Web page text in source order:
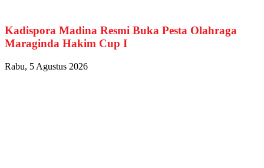
Kadispora Madina Resmi Buka Pesta Olahraga
Maraginda Hakim Cup I
Rabu, 5 Agustus 2026